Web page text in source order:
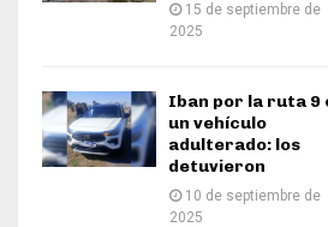
15 de septiembre de
2025
Iban por la ruta 9
un vehículo
adulterado: los
detuvieron
10 de septiembre de
2025